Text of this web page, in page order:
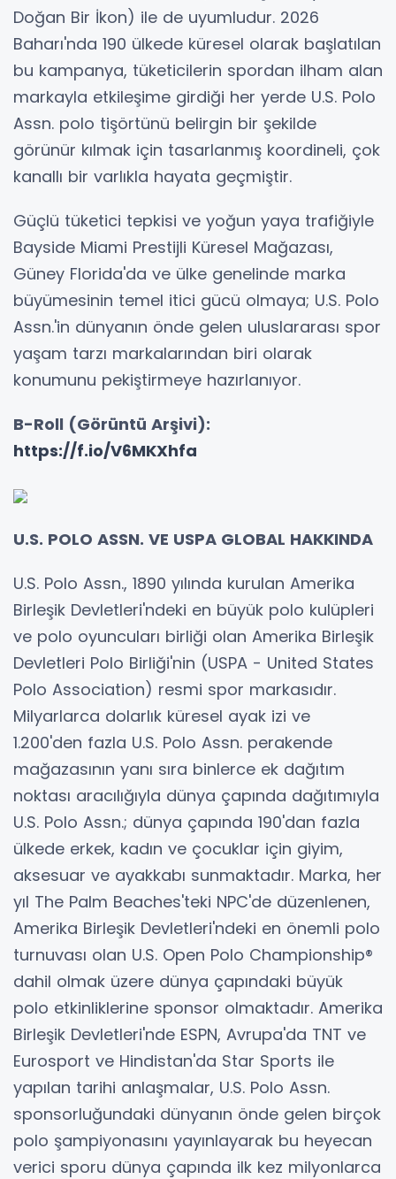
Doğan Bir İkon) ile de uyumludur. 2026
Baharı'nda 190 ülkede küresel olarak başlatılan
bu kampanya, tüketicilerin spordan ilham alan
markayla etkileşime girdiği her yerde U.S. Polo
Assn. polo tişörtünü belirgin bir şekilde
görünür kılmak için tasarlanmış koordineli, çok
kanallı bir varlıkla hayata geçmiştir.
Güçlü tüketici tepkisi ve yoğun yaya trafiğiyle
Bayside Miami Prestijli Küresel Mağazası,
Güney Florida'da ve ülke genelinde marka
büyümesinin temel itici gücü olmaya; U.S. Polo
Assn.'in dünyanın önde gelen uluslararası spor
yaşam tarzı markalarından biri olarak
konumunu pekiştirmeye hazırlanıyor.
B-Roll (Görüntü Arşivi):
https://f.io/V6MKXhfa
U.S. POLO ASSN. VE USPA GLOBAL HAKKINDA
U.S. Polo Assn., 1890 yılında kurulan Amerika
Birleşik Devletleri'ndeki en büyük polo kulüpleri
ve polo oyuncuları birliği olan Amerika Birleşik
Devletleri Polo Birliği'nin (USPA - United States
Polo Association) resmi spor markasıdır.
Milyarlarca dolarlık küresel ayak izi ve
1.200'den fazla U.S. Polo Assn. perakende
mağazasının yanı sıra binlerce ek dağıtım
noktası aracılığıyla dünya çapında dağıtımıyla
U.S. Polo Assn.; dünya çapında 190'dan fazla
ülkede erkek, kadın ve çocuklar için giyim,
aksesuar ve ayakkabı sunmaktadır. Marka, her
yıl The Palm Beaches'teki NPC'de düzenlenen,
Amerika Birleşik Devletleri'ndeki en önemli polo
turnuvası olan U.S. Open Polo Championship®
dahil olmak üzere dünya çapındaki büyük
polo etkinliklerine sponsor olmaktadır. Amerika
Birleşik Devletleri'nde ESPN, Avrupa'da TNT ve
Eurosport ve Hindistan'da Star Sports ile
yapılan tarihi anlaşmalar, U.S. Polo Assn.
sponsorluğundaki dünyanın önde gelen birçok
polo şampiyonasını yayınlayarak bu heyecan
verici sporu dünya çapında ilk kez milyonlarca